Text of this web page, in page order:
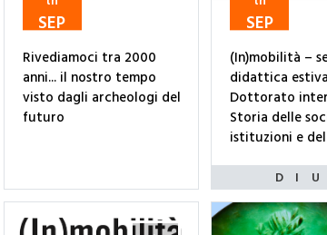
SEP
Rivediamoci tra 2000
anni... il nostro tempo
visto dagli archeologi del
futuro
SEP
(In)mobilità –
didattica
Dottorato
Storia delle
istituzioni e